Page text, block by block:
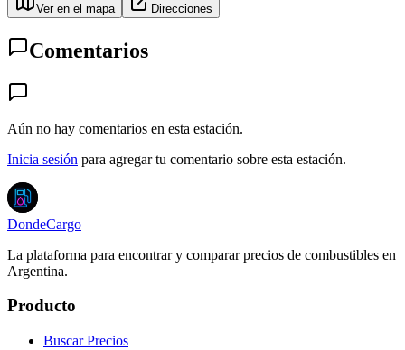
Ver en el mapa Direcciones
Comentarios
Aún no hay comentarios en esta estación.
Inicia sesión para agregar tu comentario sobre esta estación.
DondeCargo
La plataforma para encontrar y comparar precios de combustibles en
Argentina.
Producto
Buscar Precios